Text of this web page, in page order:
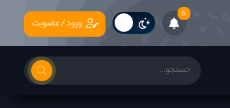
6
ورود/عضویت